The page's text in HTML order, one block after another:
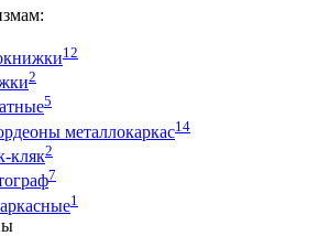
12
2
5
металлокаркас14
кляк2
7
1